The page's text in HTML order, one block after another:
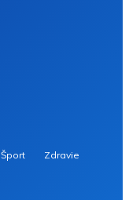
Šport
Zdravie